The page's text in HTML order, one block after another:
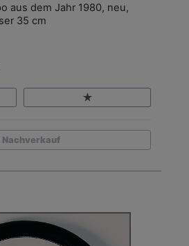
aus dem Jahr 1980, neu,
35 cm
Nachverkauf